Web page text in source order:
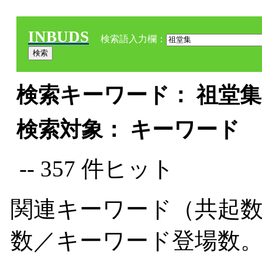
INBUDS 検索語入力欄：
検索キーワード： 祖堂
検索対象： キーワード
-- 357 件ヒット
関連キーワード（共起
数／キーワード登場数